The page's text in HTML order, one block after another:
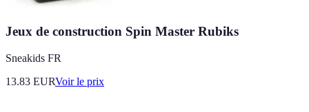
Jeux de construction Spin Master Rubiks
Sneakids FR
13.83 EURVoir le prix